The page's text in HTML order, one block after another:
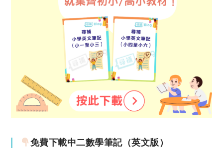
免費下載中二數學筆記（英文版）